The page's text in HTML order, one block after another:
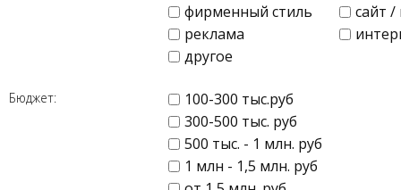
фирменный стиль
сайт
реклама
другое
Бюджет:
100-300 тыс.руб
300-500 тыс. руб
500 тыс. - 1 млн. руб
1 млн - 1,5 млн. руб